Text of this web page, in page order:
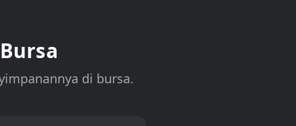
di bursa.